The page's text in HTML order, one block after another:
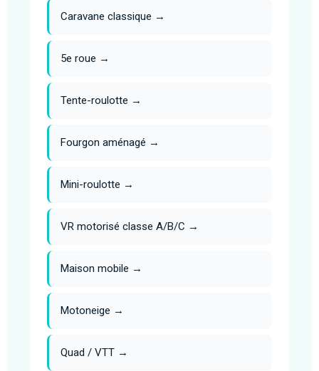
Caravane classique →
5e roue →
Tente-roulotte →
Fourgon aménagé →
Mini-roulotte →
VR motorisé classe A/B/C →
Maison mobile →
Motoneige →
Quad / VTT →